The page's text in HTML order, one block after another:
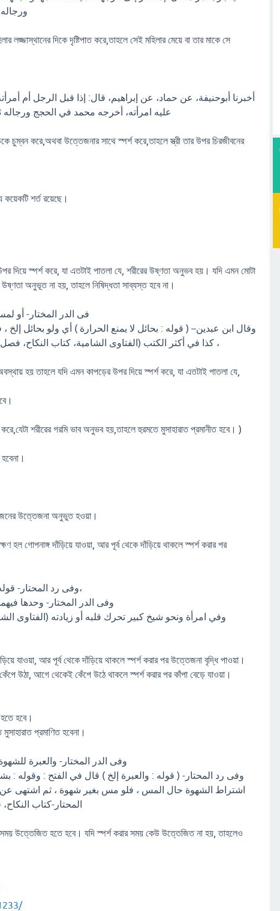
ورجاله
লজ্জাস্থানের দিকে দৃষ্টিপাত করে,তাহলে সেই মহিলার মেয়ে বা তার মাকে সে
أخبرنا أبوحنیفة، عن حماد، عن إبراهیم، قال: إذا قبل الرجل أم
علیه امرأته، أخرجه محمد في الحجج ورجاله ثقات
চুম্বন করে,অথবা উত্তেজনার সাথে স্পর্শ করে,তাহলে স্ত্রী তার উপর চিরজীবনের
কয়েকটি শর্ত রয়েছে।
দিয়ে স্পর্শ করে, যা এতটাই পাতলা যে, শরীরের উষ্ণতা অনুভব হয়। যদি এমন মোটা
উষ্ণতা অনুভূত না হয়, তাহলে নিষিদ্ধতা সাব্যস্ত হবে না।
فى الدر المختار- أو
وقال ابن عبدين– ( قوله : بحائل لا يمنع الحرارة ) أي ولو بحائل إلخ ،
، كذا في أكثر الكتب (الفتاوى الشامية، كتاب النكاح، فصل فى
হয় তাহলে যদি এমন কাপড়ের উপর দিয়ে স্পর্শ করে, যা এতটাই পাতলা যে,
শরীরের গরমি ভাব অনুভব হয়,তাহলে হুরমতে মুসাহারাত প্রমানীত হবে। )
হবেনা।
উত্তেজনা অনুভুত হওয়া।
গোপনাঙ্গ দাঁড়িয়ে যাওয়া, আর পূর্ব থেকে দাঁড়িয়ে থাকলে স্পর্শ করার পর
وفى رد المحتار- قوله (بشهوة) اي ولو من احدهما،
وفى الدر المختار- وحدها
وفي امرأة ونحو شيخ كبير تحرك قلبه أو زيادته (الفتاوى
যাওয়া, আর পূর্ব থেকে দাঁড়িয়ে থাকলে স্পর্শ করার পর উত্তেজনা বৃদ্ধি পাওয়া।
উঠা, আগে থেকেই কেঁপে উঠে থাকলে স্পর্শ করার পর কাঁপা বেড়ে যাওয়া।
হবে।
প্রমাণিত হবেনা।
وفى الدر المختار- والعبرة
وفى رد المحتار- ( قوله : والعبرة إلخ ) قال في الفتح : وقوله :
اشتراط الشهوة حال المس ، فلو مس بغير شهوة ، ثم اشتهى
المحتار-كتاب
সময় উত্তেজিত হতে হবে। যদি স্পর্শ করার সময় কেউ উত্তেজিত না হয়, তাহলেও